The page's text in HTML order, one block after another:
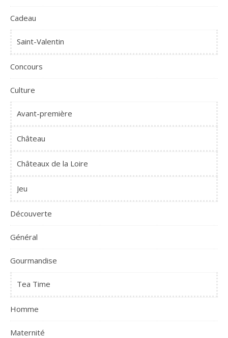
Cadeau
Saint-Valentin
Concours
Culture
Avant-première
Château
Châteaux de la Loire
Jeu
Découverte
Général
Gourmandise
Tea Time
Homme
Maternité